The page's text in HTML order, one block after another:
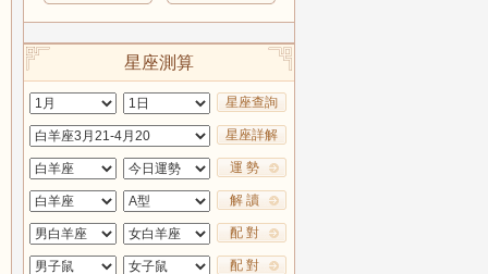
星座測算
星座查詢
星座詳解
運 勢
解 讀
配 對
配 對